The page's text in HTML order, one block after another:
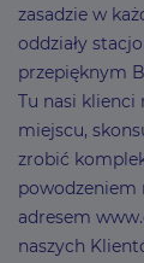
zasadzie w
oddziały
przepięknym
Tu nasi klienci
miejscu,
zrobić
powodzeniem
adresem
naszych